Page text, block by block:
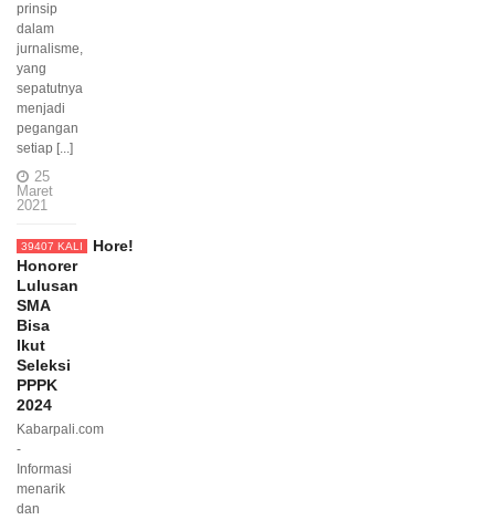
prinsip
dalam
jurnalisme,
yang
sepatutnya
menjadi
pegangan
setiap [...]
25
Maret
2021
39407 KALI
Hore!
Honorer
Lulusan
SMA
Bisa
Ikut
Seleksi
PPPK
2024
Kabarpali.com
-
Informasi
menarik
dan